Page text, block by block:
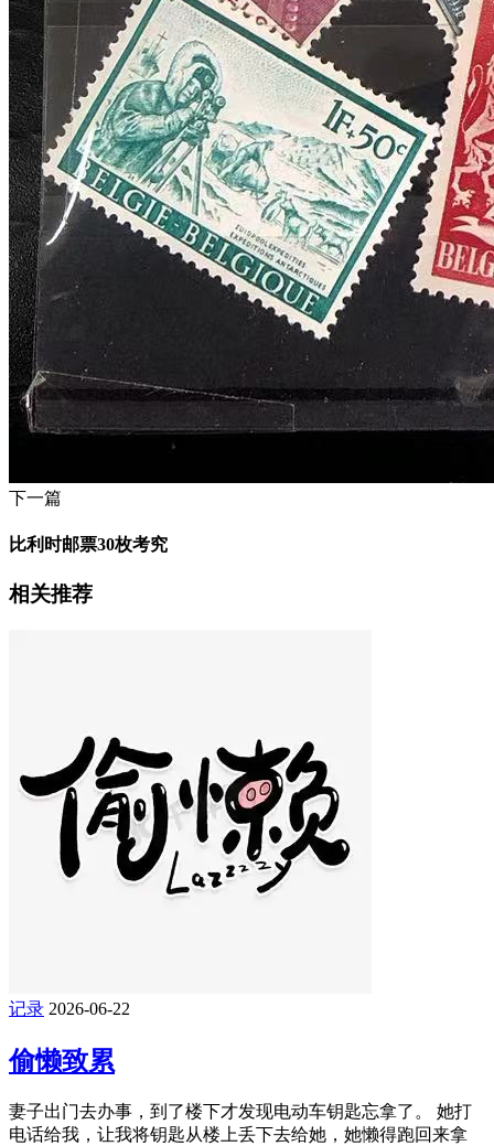
下一篇
比利时邮票30枚考究
相关推荐
记录 2026-06-22
偷懒致累
妻子出门去办事，到了楼下才发现电动车钥匙忘拿了。 她打
电话给我，让我将钥匙从楼上丢下去给她，她懒得跑回来拿